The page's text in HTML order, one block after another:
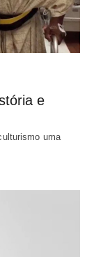
e
uma